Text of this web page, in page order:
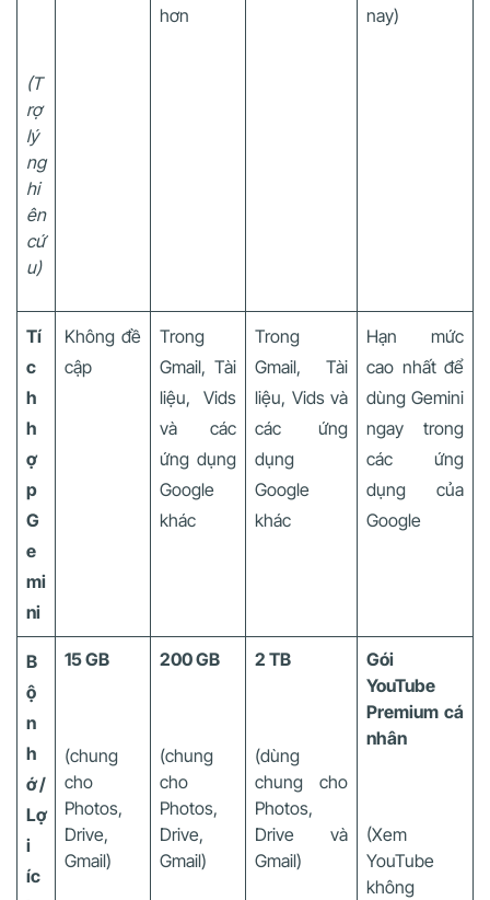
(T
rợ
lý
ng
hi
ên
cứ
u)
hơn
nay)
Tí
c
h
h
ợ
p
G
e
mi
ni
Không đề
cập
Trong
Gmail, Tài
liệu, Vids
và các
ứng dụng
Google
khác
Trong
Gmail, Tài
liệu, Vids và
các ứng
dụng
Google
khác
Hạn mức
cao nhất để
dùng Gemini
ngay trong
các ứng
dụng của
Google
B
ộ
n
h
ớ /
Lợ
i
íc
15 GB
(chung
cho
Photos,
Drive,
Gmail)
200 GB
(chung
cho
Photos,
Drive,
Gmail)
2 TB
(dùng
chung cho
Photos,
Drive và
Gmail)
Gói
YouTube
Premium cá
nhân
(Xem
YouTube
không